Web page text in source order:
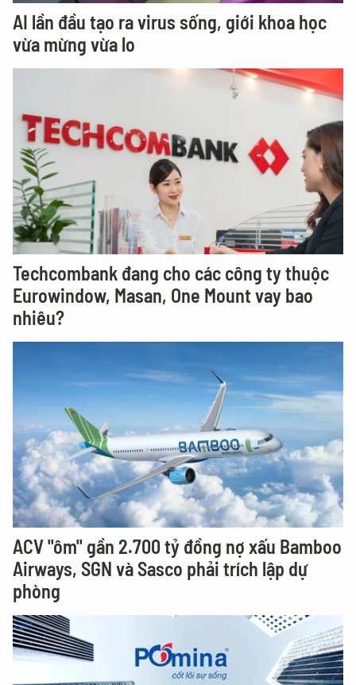
AI lần đầu tạo ra virus sống, giới khoa học
vừa mừng vừa lo
Techcombank đang cho các công ty thuộc
Eurowindow, Masan, One Mount vay bao
nhiêu?
ACV "ôm" gần 2.700 tỷ đồng nợ xấu Bamboo
Airways, SGN và Sasco phải trích lập dự
phòng